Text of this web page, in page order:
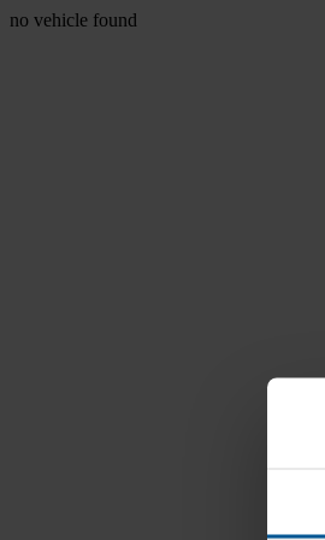
no vehicle found